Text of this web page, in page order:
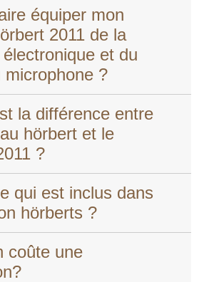
équiper mon
2011 de la
et du
microphone ?
la différence entre
hörbert et le
?
qui est inclus dans
hörberts ?
coûte une